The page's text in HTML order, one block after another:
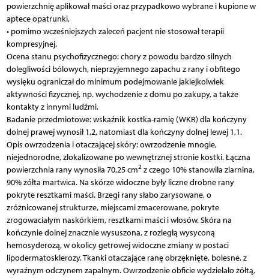
powierzchnię aplikował maści oraz przypadkowo wybrane i kupione w
aptece opatrunki,
• pomimo wcześniejszych zaleceń pacjent nie stosował terapii
kompresyjnej.
Ocena stanu psychofizycznego: chory z powodu bardzo silnych
dolegliwości bólowych, nieprzyjemnego zapachu z rany i obfitego
wysięku ograniczał do minimum podejmowanie jakiejkolwiek
aktywności fizycznej, np. wychodzenie z domu po zakupy, a także
kontakty z innymi ludźmi.
Badanie przedmiotowe: wskaźnik kostka-ramię (WKR) dla kończyny
dolnej prawej wynosił 1,2, natomiast dla kończyny dolnej lewej 1,1.
Opis owrzodzenia i otaczającej skóry: owrzodzenie mnogie,
niejednorodne, zlokalizowane po wewnętrznej stronie kostki. Łączna
powierzchnia rany wynosiła 70,25 cm2 z czego 10% stanowiła ziarnina,
90% żółta martwica. Na skórze widoczne były liczne drobne rany
pokryte resztkami maści. Brzegi rany słabo zarysowane, o
zróżnicowanej strukturze, miejscami zmacerowane, pokryte
zrogowaciałym naskórkiem, resztkami maści i włosów. Skóra na
kończynie dolnej znacznie wysuszona, z rozległą wysyconą
hemosyderozą, w okolicy getrowej widoczne zmiany w postaci
lipodermatosklerozy. Tkanki otaczające ranę obrzęknięte, bolesne, z
wyraźnym odczynem zapalnym. Owrzodzenie obficie wydzielało żółtą,